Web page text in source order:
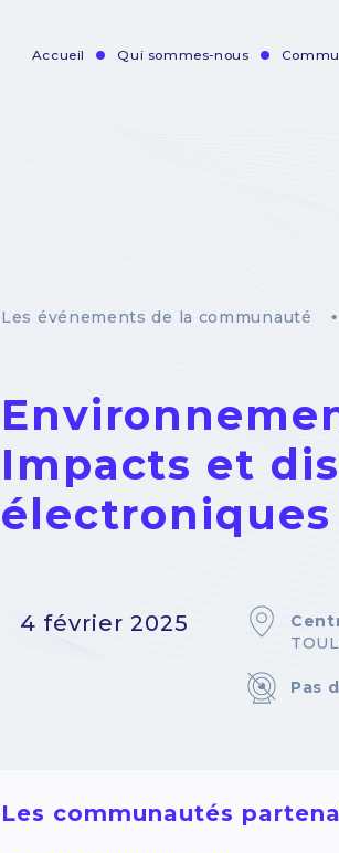
Accueil Qui sommes-nous
Les événements de la communauté
Impacts et
4 février 2025
Pas
Les communautés